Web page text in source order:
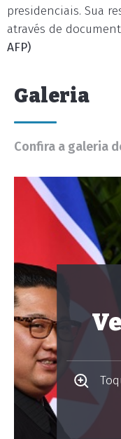
presidenciais. Sua
através de
AFP)
Galeria
Confira a galeria